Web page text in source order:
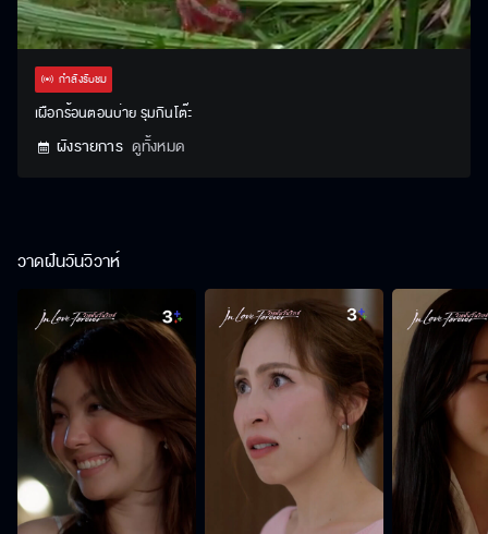
UnmuteStream Settings
กำลังรับชม
เผือกร้อนตอนบ่าย รุมกินโต๊ะ
ผังรายการ ดูทั้งหมด
วาดฝันวันวิวาห์